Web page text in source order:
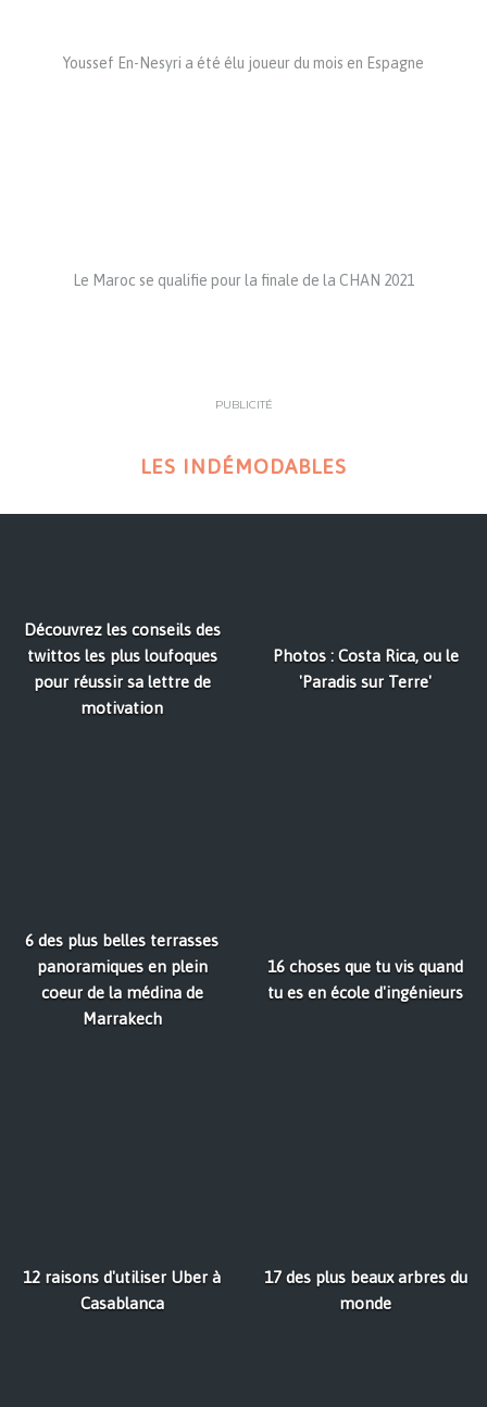
Youssef En-Nesyri a été élu joueur du mois en Espagne
Le Maroc se qualifie pour la finale de la CHAN 2021
PUBLICITÉ
LES INDÉMODABLES
Découvrez les conseils des
twittos les plus loufoques
pour réussir sa lettre de
motivation
Photos : Costa Rica, ou le
'Paradis sur Terre'
6 des plus belles terrasses
panoramiques en plein
coeur de la médina de
Marrakech
16 choses que tu vis quand
tu es en école d'ingénieurs
12 raisons d'utiliser Uber à
Casablanca
17 des plus beaux arbres du
monde